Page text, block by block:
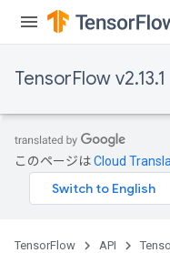
TensorFlow v2.13.1
このページはCloud
TensorFlow API